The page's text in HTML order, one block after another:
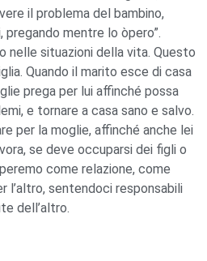
il problema del bambino,
pregando mentre lo òpero”.
nelle situazioni della vita. Questo
Quando il marito esce di casa
prega per lui affinché possa
e tornare a casa sano e salvo.
per la moglie, affinché anche lei
se deve occuparsi dei figli o
come relazione, come
l’altro, sentendoci responsabili
dell’altro.